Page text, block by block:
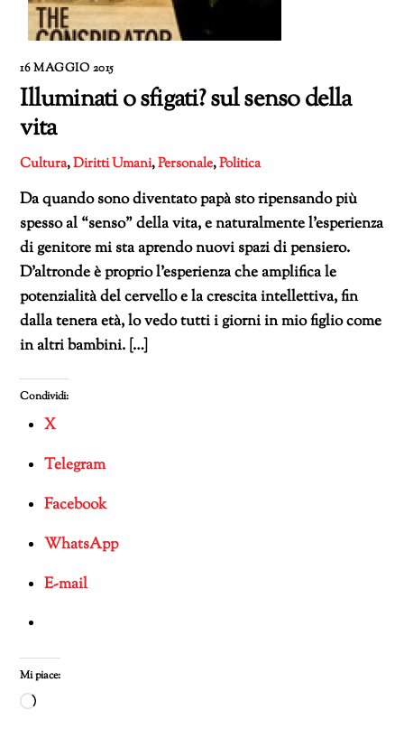
16 MAGGIO 2015
Illuminati o sfigati? sul senso della
vita
Cultura,Diritti Umani,Personale,Politica
Da quando sono diventato papà sto ripensando più
spesso al “senso” della vita, e naturalmente l’esperienza
di genitore mi sta aprendo nuovi spazi di pensiero.
D’altronde è proprio l’esperienza che amplifica le
potenzialità del cervello e la crescita intellettiva, fin
dalla tenera età, lo vedo tutti i giorni in mio figlio come
in altri bambini. […]
Condividi:
X
Telegram
Facebook
WhatsApp
E-mail
Mi piace:
Caricamento